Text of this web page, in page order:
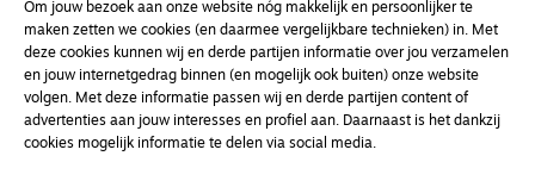
Kvk-nummer 33277063
NL46 INGB 0117 5827 86
info@onderwegonline.nl
Om jouw bezoek aan onze website nóg makkelijk en persoonlijker te
maken zetten we cookies (en daarmee vergelijkbare technieken) in. Met
deze cookies kunnen wij en derde partijen informatie over jou verzamelen
en jouw internetgedrag binnen (en mogelijk ook buiten) onze website
volgen. Met deze informatie passen wij en derde partijen content of
advertenties aan jouw interesses en profiel aan. Daarnaast is het dankzij
cookies mogelijk informatie te delen via social media.